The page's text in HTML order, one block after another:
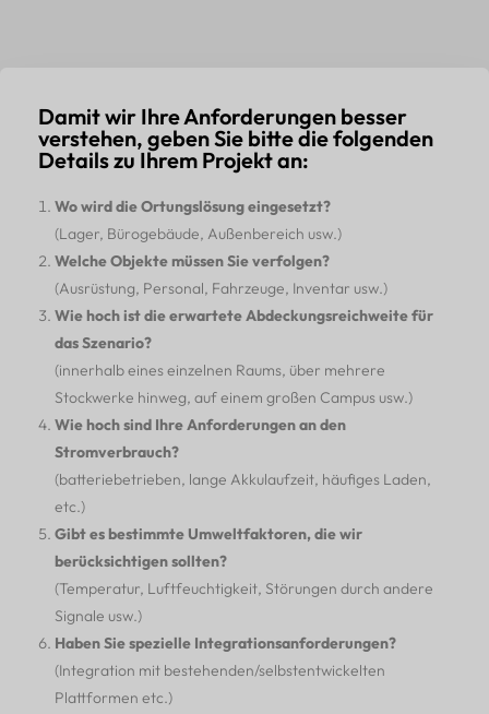
Damit wir Ihre Anforderungen besser
verstehen, geben Sie bitte die folgenden
Details zu Ihrem Projekt an:
Wo wird die Ortungslösung eingesetzt?
(Lager, Bürogebäude, Außenbereich usw.)
Welche Objekte müssen Sie verfolgen?
(Ausrüstung, Personal, Fahrzeuge, Inventar usw.)
Wie hoch ist die erwartete Abdeckungsreichweite für
das Szenario?
(innerhalb eines einzelnen Raums, über mehrere
Stockwerke hinweg, auf einem großen Campus usw.)
Wie hoch sind Ihre Anforderungen an den
Stromverbrauch?
(batteriebetrieben, lange Akkulaufzeit, häufiges Laden,
etc.)
Gibt es bestimmte Umweltfaktoren, die wir
berücksichtigen sollten?
(Temperatur, Luftfeuchtigkeit, Störungen durch andere
Signale usw.)
Haben Sie spezielle Integrationsanforderungen?
(Integration mit bestehenden/selbstentwickelten
Plattformen etc.)